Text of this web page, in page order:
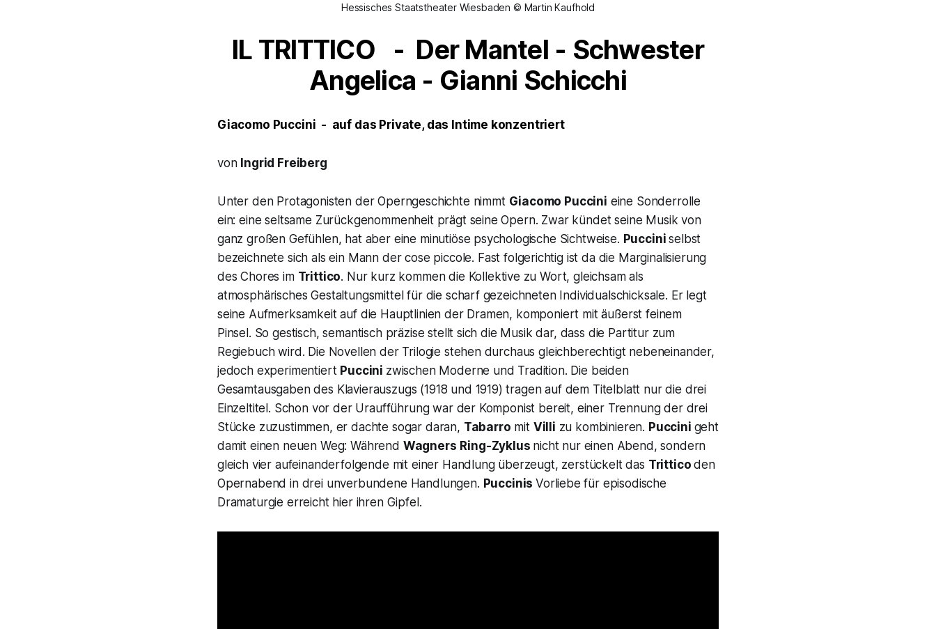
Hessisches Staatstheater Wiesbaden © Martin Kaufhold
IL TRITTICO - Der Mantel - Schwester
Angelica - Gianni Schicchi
Giacomo Puccini - auf das Private, das Intime konzentriert
von Ingrid Freiberg
Unter den Protagonisten der Operngeschichte nimmt Giacomo Puccini eine Sonderrolle
ein: eine seltsame Zurückgenommenheit prägt seine Opern. Zwar kündet seine Musik von
ganz großen Gefühlen, hat aber eine minutiöse psychologische Sichtweise. Pucciniselbst
bezeichnete sich als ein Mann dercose piccole. Fast folgerichtig ist da die Marginalisierung
des Chores im Trittico. Nur kurz kommen die Kollektive zu Wort, gleichsam als
atmosphärisches Gestaltungsmittel für die scharf gezeichneten Individualschicksale. Er legt
seine Aufmerksamkeit auf die Hauptlinien der Dramen, komponiert mit äußerst feinem
Pinsel. So gestisch, semantisch präzise stellt sich die Musik dar, dass die Partitur zum
Regiebuch wird. Die Novellen der Trilogie stehen durchaus gleichberechtigt nebeneinander,
jedoch experimentiert Puccini zwischen Moderne und Tradition. Die beiden
Gesamtausgaben des Klavierauszugs (1918 und 1919) tragen auf dem Titelblatt nur die drei
Einzeltitel. Schon vor der Uraufführung war der Komponist bereit, einer Trennung der drei
Stücke zuzustimmen, er dachte sogar daran, Tabarro mit Villi zu kombinieren. Puccini geht
damit einen neuen Weg: Während Wagners Ring-Zyklus nicht nur einen Abend, sondern
gleich vier aufeinanderfolgende mit einer Handlung überzeugt, zerstückelt das Tritticoden
Opernabend in drei unverbundene Handlungen. PuccinisVorliebe für episodische
Dramaturgie erreicht hier ihren Gipfel.